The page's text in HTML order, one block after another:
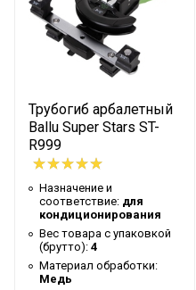
Присоединительный
Бренд
Гарантийный срок
Производительность
Высота товара
Мощность
Глубина товара
Срок службы
Комплектность
Трубогиб арбалетный
Ballu Super Stars ST-
R999
Назначение и
соответствие: для
кондиционирования
Вес товара с упаковкой
(брутто): 4
Материал обработки:
Медь